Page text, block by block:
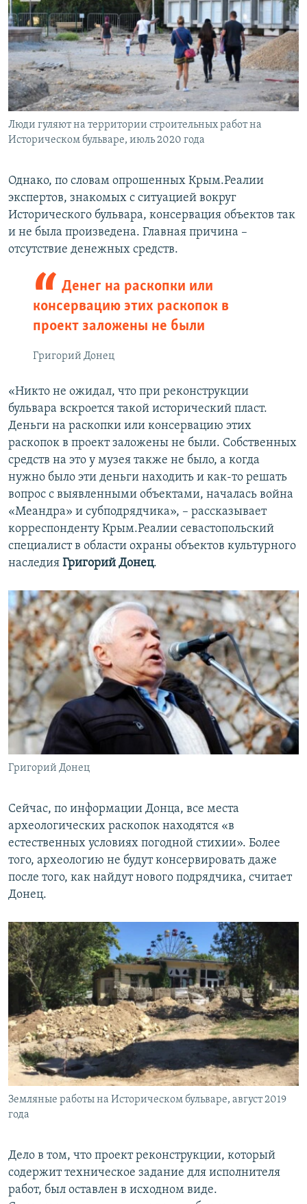
Люди гуляют на территории строительных работ на
Историческом бульваре, июль 2020 года
Однако, по словам опрошенных Крым.Реалии
экспертов, знакомых с ситуацией вокруг
Исторического бульвара, консервация объектов так
и не была произведена. Главная причина –
отсутствие денежных средств.
Денег на раскопки или
консервацию этих раскопок в
проект заложены не были
Григорий Донец
«Никто не ожидал, что при реконструкции
бульвара вскроется такой исторический пласт.
Деньги на раскопки или консервацию этих
раскопок в проект заложены не были. Собственных
средств на это у музея также не было, а когда
нужно было эти деньги находить и как-то решать
вопрос с выявленными объектами, началась война
«Меандра» и субподрядчика», – рассказывает
корреспонденту Крым.Реалии севастопольский
специалист в области охраны объектов культурного
наследия Григорий Донец.
Григорий Донец
Сейчас, по информации Донца, все места
археологических раскопок находятся «в
естественных условиях погодной стихии». Более
того, археологию не будут консервировать даже
после того, как найдут нового подрядчика, считает
Донец.
Земляные работы на Историческом бульваре, август 2019
года
Дело в том, что проект реконструкции, который
содержит техническое задание для исполнителя
работ, был оставлен в исходном виде.